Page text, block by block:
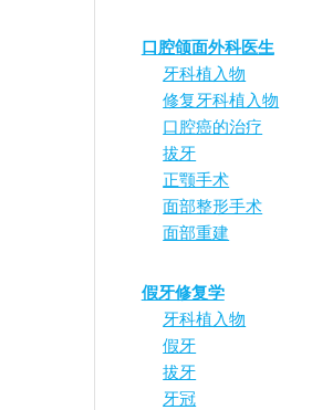
口腔颌面外科医生
牙科植入物
修复牙科植入物
口腔癌的治疗
拔牙
正颚手术
面部整形手术
面部重建
假牙修复学
牙科植入物
假牙
拔牙
牙冠